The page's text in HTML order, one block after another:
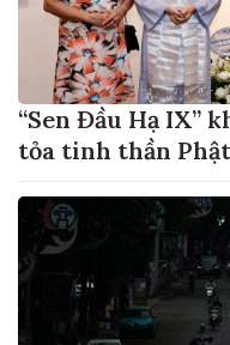
“Sen Đầu Hạ IX”
tỏa tinh thần